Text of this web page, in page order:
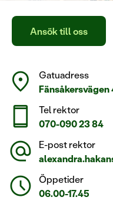
Ansök till oss
location_on
Gatuadress
Fänsåkersvägen
smartphone
Tel rektor
070-090 23 84
alternate_email
E-post rektor
schedule
Öppetider
06.00-17.45